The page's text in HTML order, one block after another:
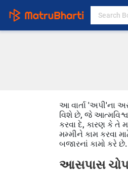
આ વાર્તા 'અપી'ના
વિશે છે, જે
કરવા દે, કારણ કે તે
મમ્મીને કામ કરવા
બજારનાં કામો કરે
આસપાસ